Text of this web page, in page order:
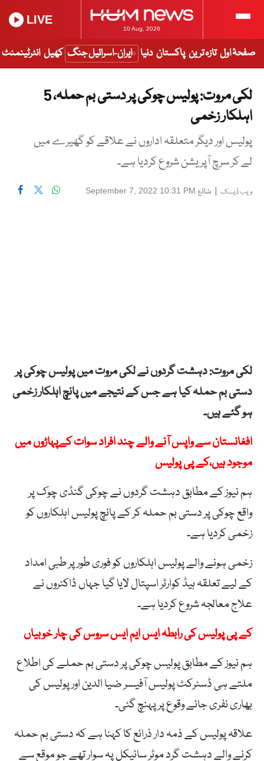
10 Aug, 2026
LIVE
صفحۂ اول تازہ ترین پاکستان دنیا ایران-اسرائیل جنگ کھیل انٹرٹینمنٹ
لکی مروت: پولیس چوکی پر دستی بم حملہ، 5
اہلکار زخمی
پولیس اور دیگر متعلقہ اداروں نے علاقے کو گھیرے میں
لے کر سرچ آپریشن شروع کردیا ہے۔
ویب ڈیسک | شائع September 7, 2022 10:31 PM
لکی مروت: دہشت گردوں نے لکی مروت میں پولیس چوکی پر
دستی بم حملہ کیا ہے جس کے نتیجے میں پانچ اہلکار زخمی
ہو گئے ہیں۔
افغانستان سے واپس آنے والے چند افراد سوات کےپہاڑوں میں
موجود ہیں،کے پی پولیس
ہم نیوز کے مطابق دہشت گردوں نے چوکی گنڈی چوک پر
واقع چوکی پر دستی بم حملہ کر کے پانچ پولیس اہلکاروں کو
زخمی کردیا ہے۔
زخمی ہونے والے پولیس اہلکاروں کو فوری طور پر طبی امداد
کے لیے تعلقہ ہیڈ کوارٹر اسپتال لایا گیا جہاں ڈاکٹروں نے
علاج معالجہ شروع کردیا ہے۔
کے پی پولیس کی رابطہ ایس ایم ایس سروس کی چار خوبیاں
ہم نیوز کے مطابق پولیس چوکی پر دستی بم حملے کی اطلاع
ملتے ہی ڈسٹرکٹ پولیس آفیسر ضیا الدین اور پولیس کی
بھاری نفری جائے وقوع پر پہنچ گئی۔
علاقہ پولیس کے ذمہ دار ذرائع کا کہنا ہے کہ دستی بم حملہ
کرنے والے دہشت گرد موٹر سائیکل پہ سوار تھے جو موقع سے